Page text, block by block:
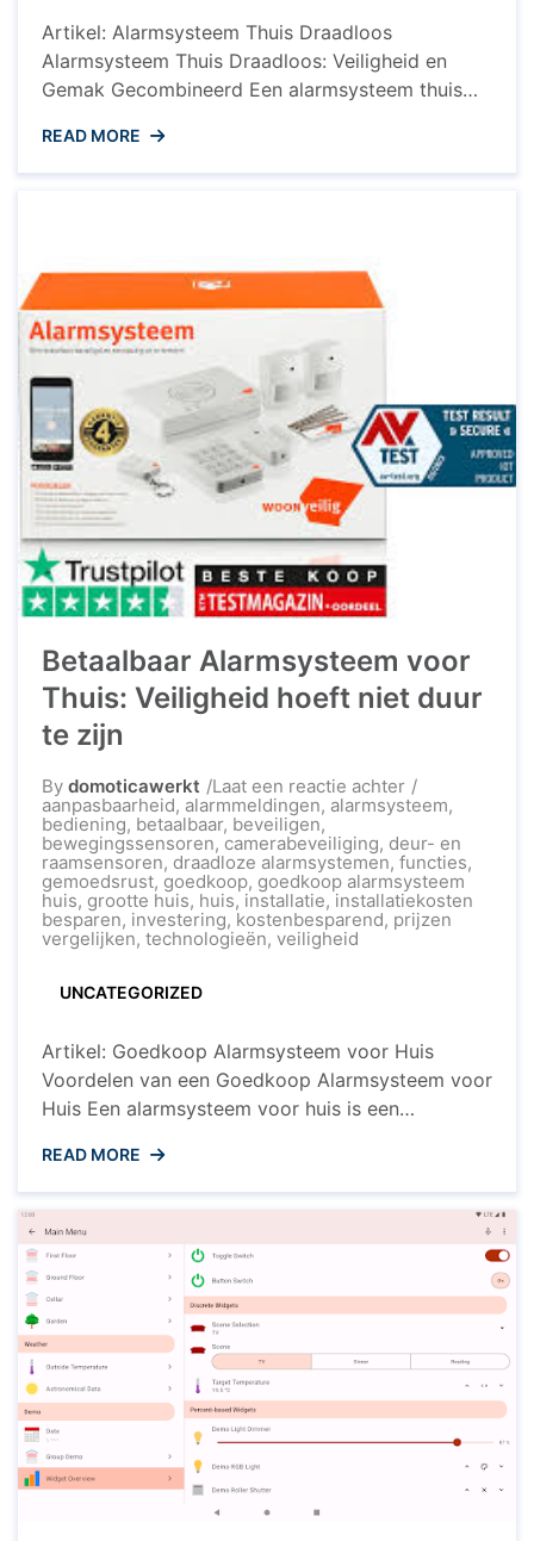
Artikel: Alarmsysteem Thuis Draadloos
Alarmsysteem Thuis Draadloos: Veiligheid en
Gemak Gecombineerd Een alarmsysteem thuis
onder huiseigenaren. Met de technologische
vooruitgang en de groeiende behoefte aan
indringers. Voordelen van een Draadloos
Alarmsysteem ...
READ MORE
Betaalbaar Alarmsysteem voor
Thuis: Veiligheid hoeft niet duur
te zijn
By domoticawerkt Laat een reactie achterop
Betaalbaar
voor
Thuis:
Veiligheid
hoeft
niet
aanpasbaarheid, alarmmeldingen, alarmsysteem,
bediening, betaalbaar, beveiligen,
bewegingssensoren, camerabeveiliging, deur- en
raamsensoren, draadloze alarmsystemen, functies,
gemoedsrust, goedkoop, goedkoop alarmsysteem
huis, grootte huis, huis, installatie, installatiekosten
besparen, investering, kostenbesparend, prijzen
vergelijken, technologieën, veiligheid
UNCATEGORIZED
Artikel: Goedkoop Alarmsysteem voor Huis
Voordelen van een Goedkoop Alarmsysteem voor
Huis Een alarmsysteem voor huis is een
woning en uw dierbaren te waarborgen. Het
goede nieuws is dat u geen fortuin hoeft uit te
geven om uw huis te beveiligen. Met de opkomst
van betaalbare technologieën zijn ...
READ MORE